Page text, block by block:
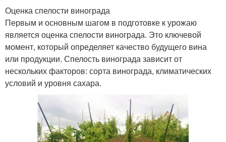
Оценка спелости винограда
Первым и основным шагом в подготовке к урожаю
является оценка спелости винограда. Это ключевой
момент, который определяет качество будущего вина
или продукции. Спелость винограда зависит от
нескольких факторов: сорта винограда, климатических
условий и уровня сахара.